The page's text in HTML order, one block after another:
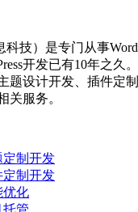
技）是专门从事
开发已有10年之久
题设计开发、插件定
关服务。
定制开发
定制开发
优化
托管